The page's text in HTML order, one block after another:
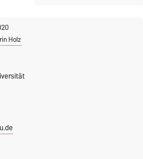
Holz